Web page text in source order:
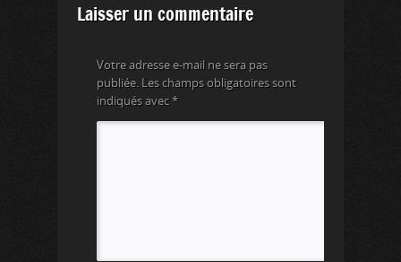
Laisser un commentaire
Votre adresse e-mail ne sera pas
publiée.
Les champs obligatoires sont
indiqués avec *